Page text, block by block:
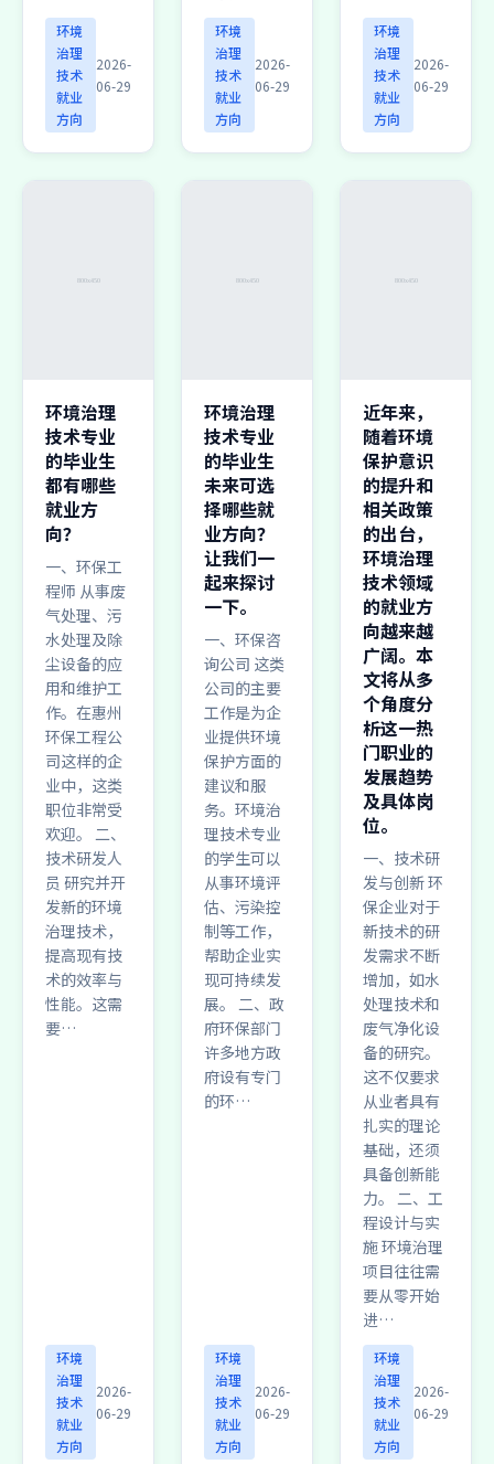
环境
治理
技术
就业
方向
2026-
06-29
环境
治理
技术
就业
方向
2026-
06-29
环境
治理
技术
就业
方向
2026-
06-29
环境治理
技术专业
的毕业生
都有哪些
就业方
向？
一、环保工
程师 从事废
气处理、污
水处理及除
尘设备的应
用和维护工
作。在惠州
环保工程公
司这样的企
业中，这类
职位非常受
欢迎。 二、
技术研发人
员 研究并开
发新的环境
治理技术，
提高现有技
术的效率与
性能。这需
要…
环境
治理
技术
就业
方向
2026-
06-29
环境治理
技术专业
的毕业生
未来可选
择哪些就
业方向？
让我们一
起来探讨
一下。
一、环保咨
询公司 这类
公司的主要
工作是为企
业提供环境
保护方面的
建议和服
务。环境治
理技术专业
的学生可以
从事环境评
估、污染控
制等工作，
帮助企业实
现可持续发
展。 二、政
府环保部门
许多地方政
府设有专门
的环…
环境
治理
技术
就业
方向
2026-
06-29
近年来，
随着环境
保护意识
的提升和
相关政策
的出台，
环境治理
技术领域
的就业方
向越来越
广阔。本
文将从多
个角度分
析这一热
门职业的
发展趋势
及具体岗
位。
一、技术研
发与创新 环
保企业对于
新技术的研
发需求不断
增加，如水
处理技术和
废气净化设
备的研究。
这不仅要求
从业者具有
扎实的理论
基础，还须
具备创新能
力。 二、工
程设计与实
施 环境治理
项目往往需
要从零开始
进…
环境
治理
技术
就业
方向
2026-
06-29